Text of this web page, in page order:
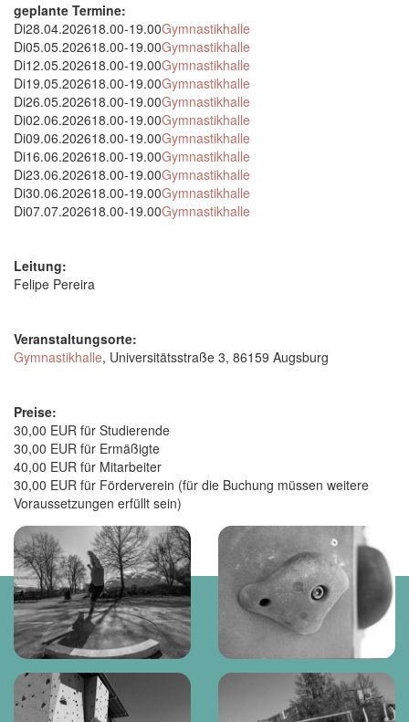
geplante Termine:
Di28.04.202618.00-19.00Gymnastikhalle
Di05.05.202618.00-19.00Gymnastikhalle
Di12.05.202618.00-19.00Gymnastikhalle
Di19.05.202618.00-19.00Gymnastikhalle
Di26.05.202618.00-19.00Gymnastikhalle
Di02.06.202618.00-19.00Gymnastikhalle
Di09.06.202618.00-19.00Gymnastikhalle
Di16.06.202618.00-19.00Gymnastikhalle
Di23.06.202618.00-19.00Gymnastikhalle
Di30.06.202618.00-19.00Gymnastikhalle
Di07.07.202618.00-19.00Gymnastikhalle
Leitung:
Felipe Pereira
Veranstaltungsorte:
Gymnastikhalle, Universitätsstraße 3, 86159 Augsburg
Preise:
30,00 EUR für Studierende
30,00 EUR für Ermäßigte
40,00 EUR für Mitarbeiter
30,00 EUR für Förderverein (für die Buchung müssen weitere
Voraussetzungen erfüllt sein)